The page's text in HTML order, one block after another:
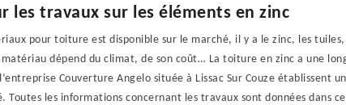
les travaux sur les éléments en zinc
pour toiture est disponible sur le marché, il y a le zinc, les tuiles,
dépend du climat, de son coût… La toiture en zinc a une
Couverture Angelo située à Lissac Sur Couze établissent
les informations concernant les travaux sont données dans